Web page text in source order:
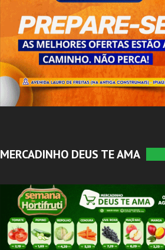
MERCADINHO DEUS TE AMA